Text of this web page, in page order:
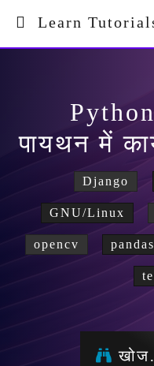
Learn
पायथन में
Django
GNU/Linux
opencv pandas